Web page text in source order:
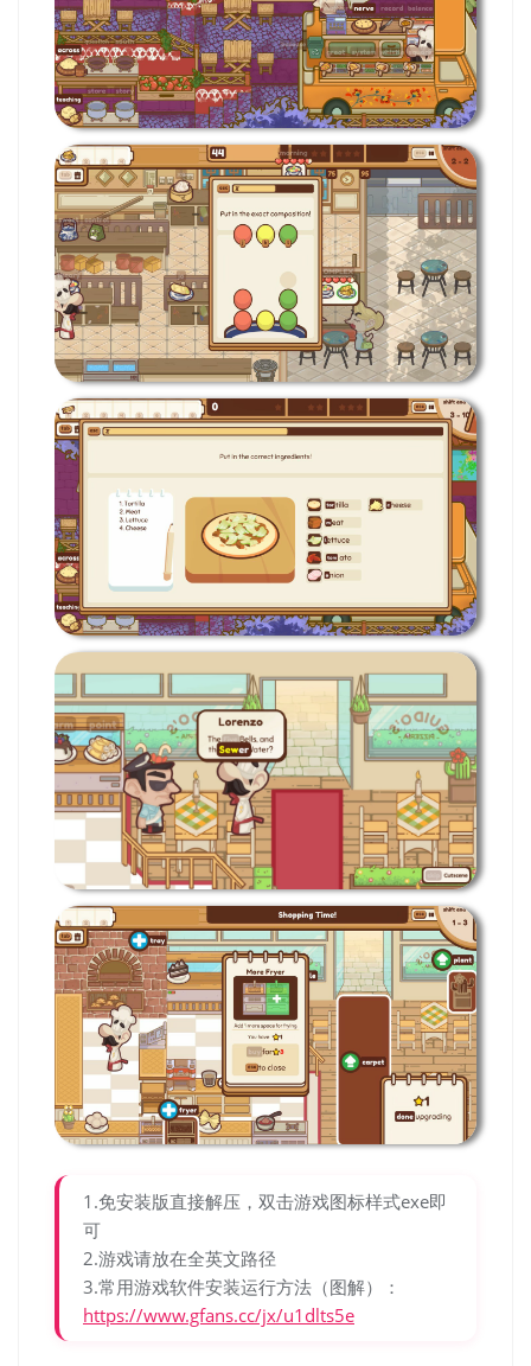
1.免安装版直接解压，双击游戏图标样式exe即
可
2.游戏请放在全英文路径
3.常用游戏软件安装运行方法（图解）：
https://www.gfans.cc/jx/u1dlts5e